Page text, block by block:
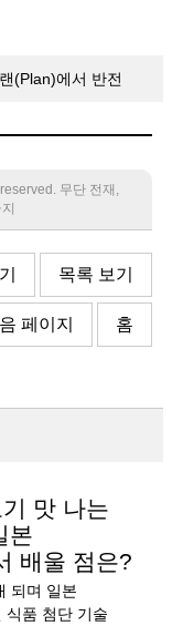
(Plan)에서 반전
무단 전재,
목록 보기
페이지 홈
맛 나는
본
배울 점은?
되며 일본
식품 첨단 기술